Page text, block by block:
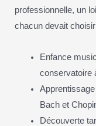
professionnelle, un
chacun devait
Enfance
conservatoire
Bach et
Découverte